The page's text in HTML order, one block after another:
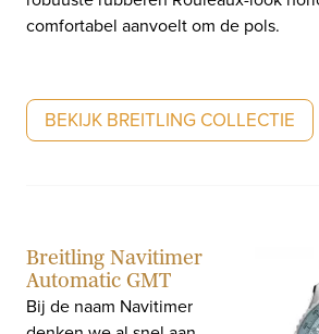
comfortabel aanvoelt om de pols.
BEKIJK BREITLING COLLECTIE
Breitling Navitimer
Automatic GMT
Bij de naam Navitimer